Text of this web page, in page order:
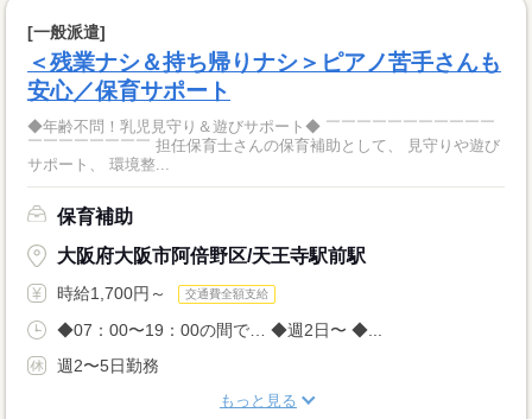
[一般派遣]
＜残業ナシ＆持ち帰りナシ＞ピアノ苦手さんも
安心／保育サポート
◆年齢不問！乳児見守り＆遊びサポート◆ ￣￣￣￣￣￣￣￣￣￣￣
￣￣￣￣￣￣￣￣ 担任保育士さんの保育補助として、 見守りや遊び
サポート、 環境整...
保育補助
大阪府大阪市阿倍野区/天王寺駅前駅
時給1,700円～ 交通費全額支給
◆07：00〜19：00の間で… ◆週2日〜 ◆...
週2〜5日勤務
もっと見る